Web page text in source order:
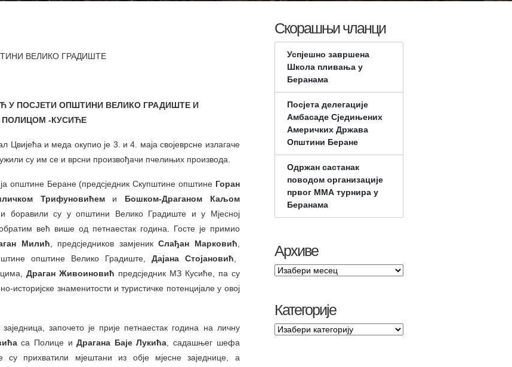
ВЕЛИКО ГРАДИШТЕ
У ПОСЈЕТИ ОПШТИНИ ВЕЛИКО ГРАДИШТЕ И
ПОЛИЦОМ -КУСИЋЕ
и меда окупио је 3. и 4. маја својеврсне излагаче
су им се и врсни произвођачи пчелињих производа.
општине Беране (предсједник Скупштине општине Горан
Трифуновићеми Бошком-Драганом Каљом
боравили су у општини Велико Градиште и у Мјесној
већ више од петнаестак година. Госте је примио
Милић, предсједников замјеникСлађан Марковић,
општине Велико Градиште, Дајана Стојановић,
Драган Живоиновић предсједник МЗ Кусиће, па су
историјске знаменитости и туристичке потенцијале у овој
започето је прије петнаестак година на личну
са Полице иДрагана Баје Лукића, садашњег шефа
су прихватили мјештани из обје мјесне заједнице, а
Скорашњи чланци
Успјешно завршена
Школа пливања у
Беранама
Посјета делегације
Амбасаде Сједињених
Америчких Држава
Општини Беране
Одржан састанак
поводом организације
првог ММА турнира у
Беранама
Архиве
Категорије